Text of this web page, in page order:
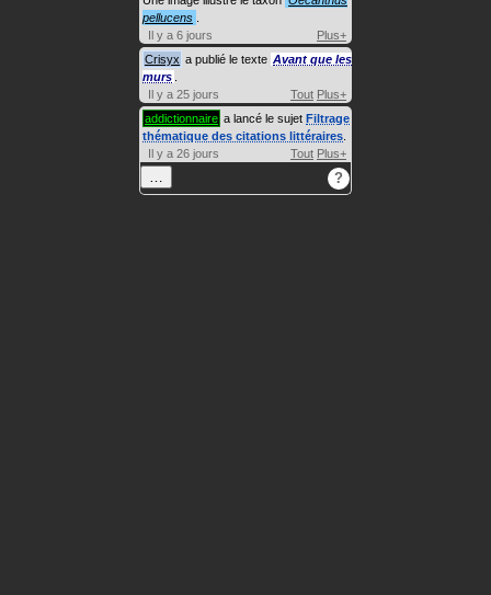
pellucens
Il y a 6 jours
Plus+
Crisyx a publié le texte Avant que les
murs
Il y a 25 jours
Tout Plus+
addictionnaire a lancé le sujet Filtrage
thématique des citations littéraires
Il y a 26 jours
Tout Plus+
?